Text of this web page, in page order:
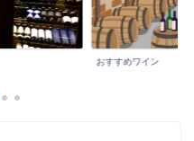
おすすめワイン